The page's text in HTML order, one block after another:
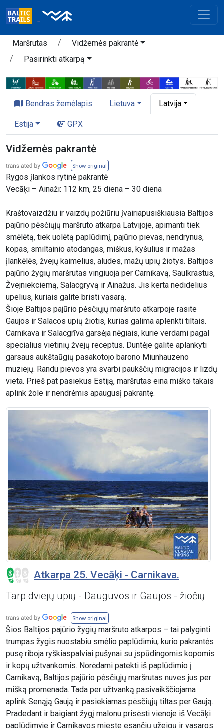
Maršrutas
Vidžemės pakrantė
Pasirinkti atkarpą
Bendras žemėlapis Lietuva Latvija
Estija GPX
Vidžemės pakrantė
Show original
Rygos įlankos rytinė pakrantė
Vecāķi – Ainaži: 112 km, 25 diena – 30 diena
Kraštovaizdžiu ir vaizdų požiūriu įvairiapusiškiausia Baltijos
pajūrio pėsčiųjų maršruto atkarpa Latvijoje, apimanti tiek
smėlėtą, tiek uolėtą paplūdimį, pajūrio pievas, nendrynus,
kopas, smiltainio atodangas, miškus, kyšulius ir mažas
įlankėlės, žvejų kaimelius, aludes, mažų upių žiotys. Baltijos
pajūrio žygių maršrutas vingiuoja per Carnikavą, Saulkrastus,
Žvejniekciemą, Salacgryvą ir Ainažus. Jis kerta nedidelius
upelius, kuriais galite bristi vasarą.
Šioje Baltijos pajūrio pėsčiųjų maršruto atkarpoje rasite
Gaujos ir Salacos upių žiotis, kurias galima aplenkti tiltais.
Carnikava ir Salacgrīva garsėja nėgiais, kurie verdami pagal
specialius vietinių žvejų receptus. Duntėje galite aplankyti
garsaus aukštaūgių pasakotojo barono Miunhauzeno
muziejų. Randu pievos yra svarbi paukščių migracijos ir lizdų
vieta. Prieš pat pasiekus Estiją, maršrutas eina miško takais
aplink žole ir nendrėmis apaugusį pakrantę.
Atkarpa 25. Vecāķi - Carnikava.
Tarp dviejų upių - Dauguvos ir Gaujos - žiočių
Show original
Šios Baltijos pajūrio žygių maršruto atkarpos – tai palyginti
trumpas žygis nuostabiu smėlio paplūdimiu, kurio pakrantės
pusę riboja ryškiaspalviai pušynai su įspūdingomis kopomis
ir kopų užtvankomis. Norėdami patekti iš paplūdimio į
Carnikavą, Baltijos pajūrio pėsčiųjų maršrutas nuves jus per
mišką promenada. Tada per užtvanką pasivaikščiojama
aplink Senąją Gaują ir pasiekiamas pėsčiųjų tiltas per Gaują.
Pradedant ir baigiant žygį malonu prisėsti vienoje iš Vecāķi
paplūdimyje ir Carnikavos mieste esančių užeigų ir vasaros